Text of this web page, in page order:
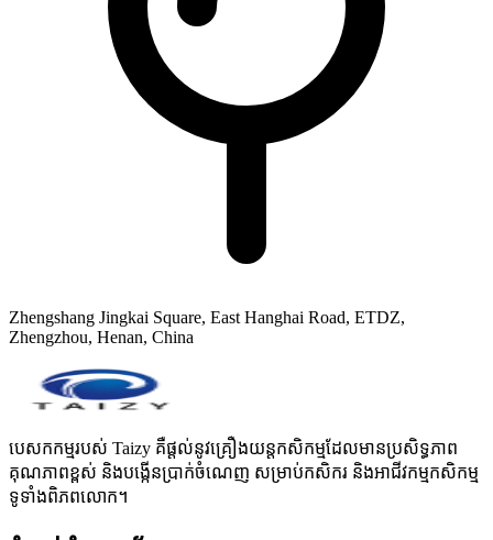
Zhengshang Jingkai Square, East Hanghai Road, ETDZ,
Zhengzhou, Henan, China
បេសកកម្មរបស់ Taizy គឺផ្តល់នូវគ្រឿងយន្តកសិកម្មដែលមានប្រសិទ្ធភាព
គុណភាពខ្ពស់ និងបង្កើនប្រាក់ចំណេញ សម្រាប់កសិករ និងអាជីវកម្មកសិកម្ម
ទូទាំងពិភពលោក។